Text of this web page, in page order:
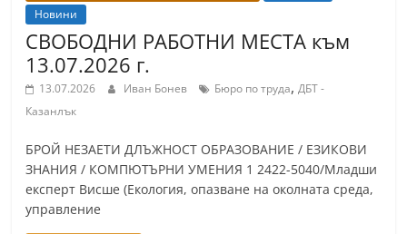
Новини
СВОБОДНИ РАБОТНИ МЕСТА към
13.07.2026 г.
13.07.2026 Иван Бонев Бюро по труда,ДБТ -
Казанлък
БРОЙ НЕЗАЕТИ ДЛЪЖНОСТ ОБРАЗОВАНИЕ / ЕЗИКОВИ
ЗНАНИЯ / КОМПЮТЪРНИ УМЕНИЯ 1 2422-5040/Младши
експерт Висше (Екология, опазване на околната среда,
управление